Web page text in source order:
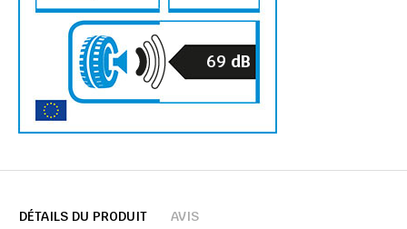
69 dB
DÉTAILS DU PRODUIT AVIS